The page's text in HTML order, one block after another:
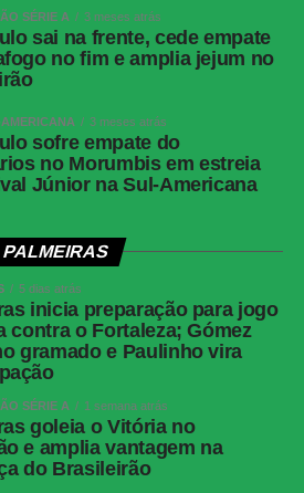
Ignácio, Nonato e Samuel Xavier
| Ignácio, aos 13 minutos do 2º
— Fluminense
de Araujo (RJ)
Figueiredo Henrique Correa e Luiz
Regazone (RJ)
Toski Marques (PR)
Vitinho, Gabriel Justino, Ferraresi e
(Paulinho); Danilo, Medina e
(Danilo); Villalba (Matheus Martins),
SÉRIE A 3 meses atrás
sai na frente, cede empate
no fim e amplia jejum no
3 meses atrás
sofre empate do
no Morumbis em estreia
Júnior na Sul-Americana
PALMEIRAS
5 dias atrás
inicia preparação para jogo
contra o Fortaleza; Gómez
gramado e Paulinho vira
SÉRIE A 1 semana atrás
goleia o Vitória no
e amplia vantagem na
do Brasileirão